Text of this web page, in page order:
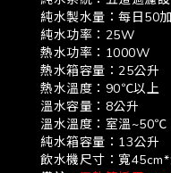
純水製水量：每日50
純水功率：25W
熱水功率：1000W
熱水箱容量：25公升
熱水溫度：90℃以上
溫水容量：8公升
溫水溫度：室溫~50℃
純水箱容量：13公升
飲水機尺寸：寬